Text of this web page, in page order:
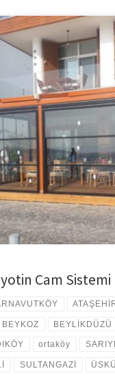
Isıcamlı Giyotin Cam
giyotin cam sistemleri
öne
eğer uygun bir uygulama
bir […]
Cam Sistemi
BEYKOZ BEYLİKDÜZÜ
ortaköy
SULTANGAZİ